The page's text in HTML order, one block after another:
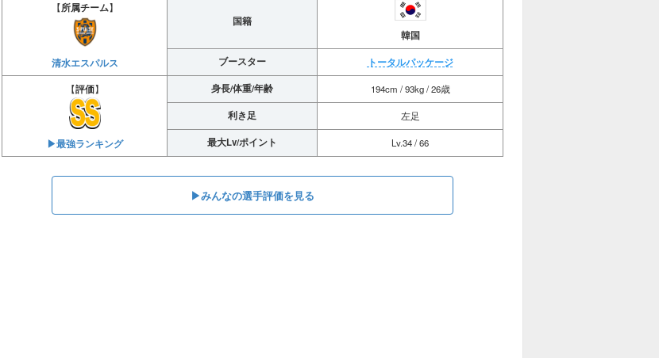
【所属チーム】
清水エスパルス
国籍
韓国
ブースター
トータルパッケージ
【評価】
▶︎最強ランキング
身長/体重/年齢 194cm / 93kg / 26歳
利き足 左足
最大Lv/ポイント Lv.34 / 66
▶︎みんなの選手評価を見る